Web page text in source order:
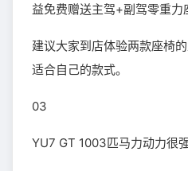
益免费赠送主驾+副驾零重力
建议大家到店体验两款座椅
适合自己的款式。
03
YU7 GT 1003匹马力动力很